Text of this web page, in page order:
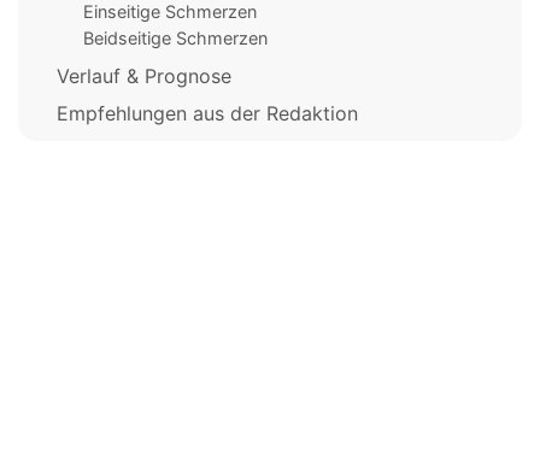
Einseitige Schmerzen
Beidseitige Schmerzen
Verlauf & Prognose
Empfehlungen aus der Redaktion